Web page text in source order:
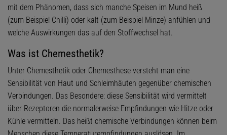
mit dem Phänomen, dass sich manche Speisen im Mund heiß
(zum Beispiel Chilli) oder kalt (zum Beispiel Minze) anfühlen und
welche Auswirkungen das auf den Stoffwechsel hat.
Was ist Chemesthetik?
Unter Chemesthetik oder Chemesthese versteht man eine
Sensibilität von Haut und Schleimhäuten gegenüber chemischen
Verbindungen. Das Besondere: diese Sensibilität wird vermittelt
über Rezeptoren die normalerweise Empfindungen wie Hitze oder
Kühle vermitteln. Das heißt chemische Verbindungen können beim